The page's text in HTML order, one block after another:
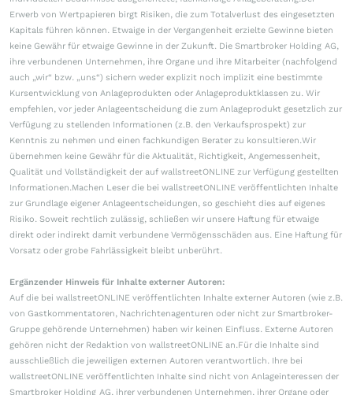
Erwerb von Wertpapieren birgt Risiken, die zum Totalverlust des eingesetzten
Kapitals führen können. Etwaige in der Vergangenheit erzielte Gewinne bieten
keine Gewähr für etwaige Gewinne in der Zukunft. Die Smartbroker Holding AG,
ihre verbundenen Unternehmen, ihre Organe und ihre Mitarbeiter (nachfolgend
auch „wir“ bzw. „uns“) sichern weder explizit noch implizit eine bestimmte
Kursentwicklung von Anlageprodukten oder Anlageproduktklassen zu. Wir
empfehlen, vor jeder Anlageentscheidung die zum Anlageprodukt gesetzlich zur
Verfügung zu stellenden Informationen (z.B. den Verkaufsprospekt) zur
Kenntnis zu nehmen und einen fachkundigen Berater zu konsultieren.Wir
übernehmen keine Gewähr für die Aktualität, Richtigkeit, Angemessenheit,
Qualität und Vollständigkeit der auf wallstreetONLINE zur Verfügung gestellten
Informationen.Machen Leser die bei wallstreetONLINE veröffentlichten Inhalte
zur Grundlage eigener Anlageentscheidungen, so geschieht dies auf eigenes
Risiko. Soweit rechtlich zulässig, schließen wir unsere Haftung für etwaige
direkt oder indirekt damit verbundene Vermögensschäden aus. Eine Haftung für
Vorsatz oder grobe Fahrlässigkeit bleibt unberührt.
Ergänzender Hinweis für Inhalte externer Autoren:
Auf die bei wallstreetONLINE veröffentlichten Inhalte externer Autoren (wie z.B.
von Gastkommentatoren, Nachrichtenagenturen oder nicht zur Smartbroker-
Gruppe gehörende Unternehmen) haben wir keinen Einfluss. Externe Autoren
gehören nicht der Redaktion von wallstreetONLINE an.Für die Inhalte sind
ausschließlich die jeweiligen externen Autoren verantwortlich. Ihre bei
wallstreetONLINE veröffentlichten Inhalte sind nicht von Anlageinteressen der
Smartbroker Holding AG, ihrer verbundenen Unternehmen, ihrer Organe oder